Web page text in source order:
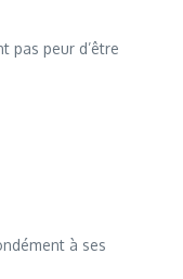
pas peur d’être
à ses